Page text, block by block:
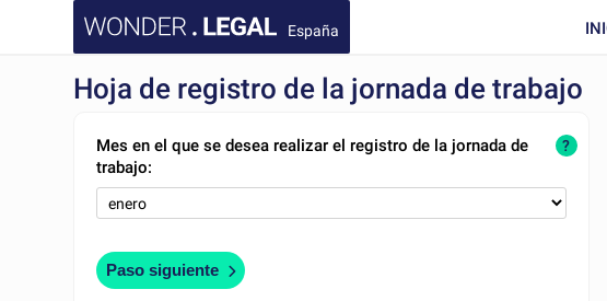
España
Hoja de registro de la jornada de trabajo
Mes en el que se desea realizar el registro de la jornada de
trabajo:
?
Paso siguiente